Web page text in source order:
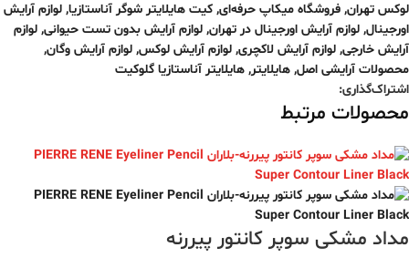
لوکس تهران, فروشگاه میکاپ حرفه‌ای, کیت هایلایتر شوگر آناستازیا, لوازم آرایش
اورجینال, لوازم آرایش اورجینال در تهران, لوازم آرایش بدون تست حیوانی, لوازم
آرایش خارجی, لوازم آرایش لاکچری, لوازم آرایش لوکس, لوازم آرایش وگان,
محصولات آرایشی اصل, هایلایتر, هایلایتر آناستازیا گلوکیت
اشتراک‌گذاری:
محصولات مرتبط
مداد مشکی سوپر کانتور پیررنه